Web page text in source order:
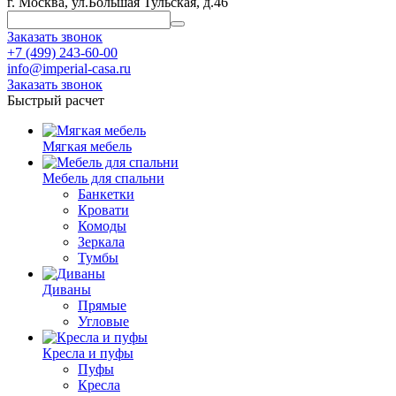
Заказать звонок
+7 (499) 243-60-00
info@imperial-casa.ru
Заказать звонок
Быстрый расчет
Мягкая мебель
Мебель для спальни
Банкетки
Кровати
Комоды
Зеркала
Тумбы
Диваны
Прямые
Угловые
Кресла и пуфы
Пуфы
Кресла